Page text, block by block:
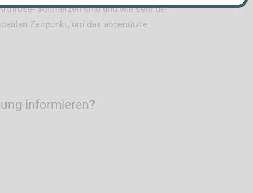
Schmerzen sind und wie sehr der
Zeitpunkt, um das abgenützte
informieren?